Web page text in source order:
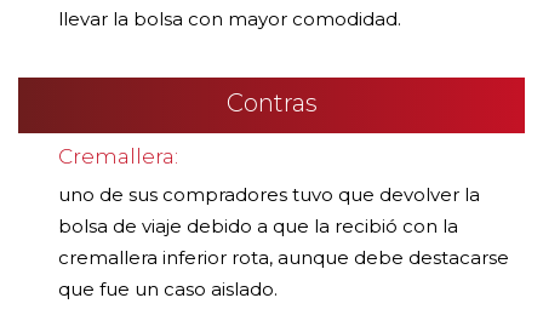
llevar la bolsa con mayor comodidad.
Contras
Cremallera:
uno de sus compradores tuvo que devolver la
bolsa de viaje debido a que la recibió con la
cremallera inferior rota, aunque debe destacarse
que fue un caso aislado.